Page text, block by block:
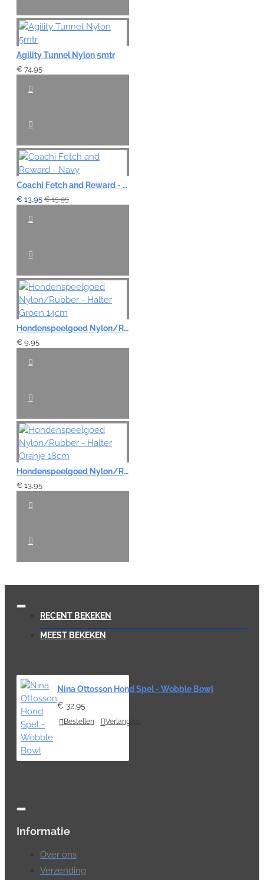
Agility Tunnel Nylon 5mtr
€ 74,95
Coachi Fetch and Reward - Navy
€ 13,95 € 15,95
Hondenspeelgoed Nylon/Rubber - Halter Groen 14cm
€ 9,95
Hondenspeelgoed Nylon/Rubber - Halter Oranje 18cm
€ 13,95
RECENT BEKEKEN
MEEST BEKEKEN
Nina Ottosson Hond Spel - Wobble Bowl
€ 32,95
Bestellen Verlanglijst
Informatie
Over ons
Verzending